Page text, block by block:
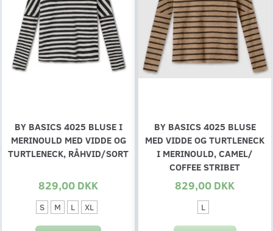
BY BASICS 4025 BLUSE I
MERINOULD MED VIDDE OG
TURTLENECK, RÅHVID/SORT
829,00 DKK
S M L XL
BY BASICS 4025 BLUSE
MED VIDDE OG TURTLENECK
I MERINOULD, CAMEL/
COFFEE STRIBET
829,00 DKK
L